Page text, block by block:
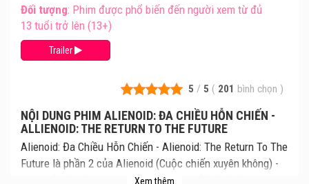
5 / 5 ( 201 bình chọn )
NỘI DUNG PHIM ALIENOID: ĐA CHIỀU HỖN CHIẾN -
ALLIENOID: THE RETURN TO THE FUTURE
Alienoid: Đa Chiều Hỗn Chiến - Alienoid: The Return To The
Future là phần 2 của Alienoid (Cuộc chiến xuyên không) -
tác phẩm đã từng làm mưa làm gió tại nền điện ảnh Hàn
Xem thêm
Đối tượng: Phim được phổ biến đến người xem từ đủ
13 tuổi trở lên (13+)
Trailer